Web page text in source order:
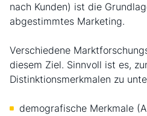
nach Kunden) ist die
abgestimmtes Marketing.
Verschiedene
diesem Ziel. Sinnvoll ist es,
Distinktionsmerkmalen zu
demografische Merkmale